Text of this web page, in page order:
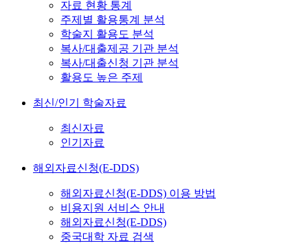
자료 현황 통계
주제별 활용통계 분석
학술지 활용도 분석
복사/대출제공 기관 분석
복사/대출신청 기관 분석
활용도 높은 주제
최신/인기 학술자료
최신자료
인기자료
해외자료신청(E-DDS)
해외자료신청(E-DDS) 이용 방법
비용지원 서비스 안내
해외자료신청(E-DDS)
중국대학 자료 검색